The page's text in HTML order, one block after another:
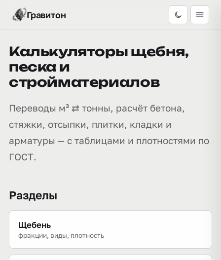
Гравитон
Калькуляторы щебня,
песка и
стройматериалов
Переводы м³ ⇄ тонны, расчёт бетона,
стяжки, отсыпки, плитки, кладки и
арматуры — с таблицами и плотностями по
ГОСТ.
Разделы
Щебень
фракции, виды, плотность